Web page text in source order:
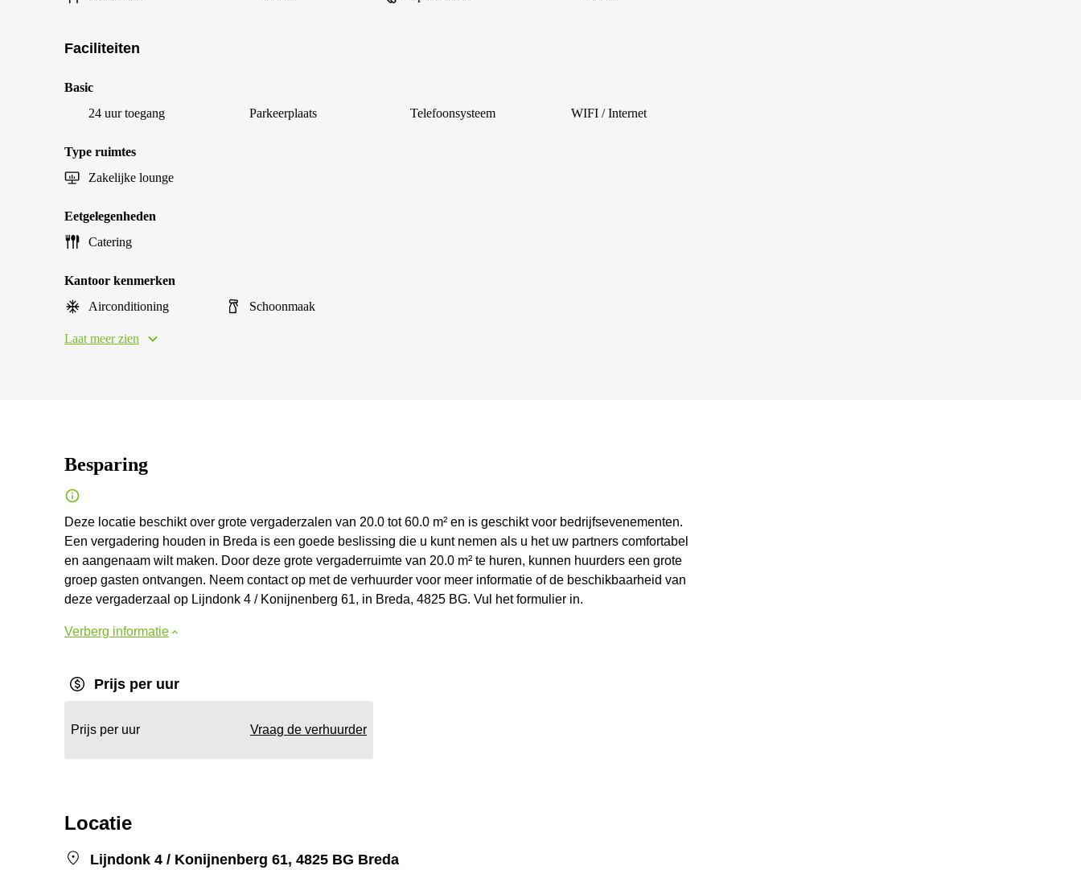
Faciliteiten
Basic
24 uur toegang
Parkeerplaats Telefoonsysteem WIFI / Internet
Type ruimtes
Zakelijke lounge
Eetgelegenheden
Catering
Kantoor kenmerken
Airconditioning
Schoonmaak
Laat meer zien
Besparing
Deze locatie beschikt over grote vergaderzalen van 20.0 tot 60.0 m² en is geschikt voor bedrijfsevenementen.
Een vergadering houden in Breda is een goede beslissing die u kunt nemen als u het uw partners comfortabel
en aangenaam wilt maken. Door deze grote vergaderruimte van 20.0 m² te huren, kunnen huurders een grote
groep gasten ontvangen. Neem contact op met de verhuurder voor meer informatie of de beschikbaarheid van
deze vergaderzaal op Lijndonk 4 / Konijnenberg 61, in Breda, 4825 BG. Vul het formulier in.
Verberg informatie
Prijs per uur
Prijs per uur Vraag de verhuurder
Locatie
Lijndonk 4 / Konijnenberg 61, 4825 BG Breda